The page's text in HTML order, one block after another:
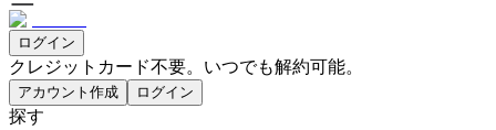
ログイン
クレジットカード不要。いつでも解約可能。
アカウント作成 ログイン
探す